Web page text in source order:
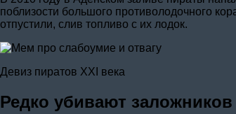
поблизости большого противолодочного
отпустили, слив топливо с их лодок.
Девиз пиратов XXI века
Редко убивают заложников